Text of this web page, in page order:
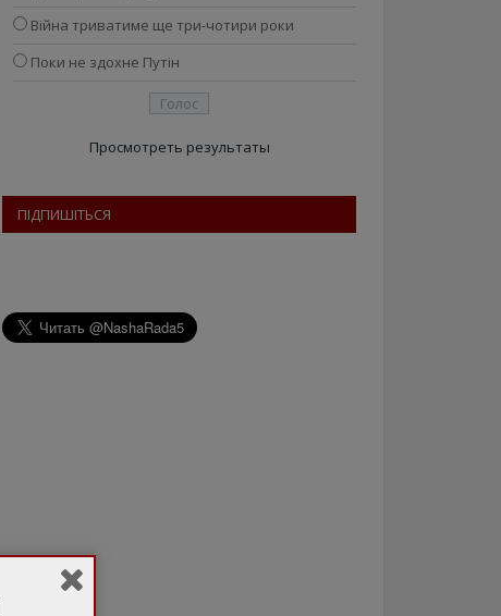
Війна триватиме ще три-чотири роки
Поки не здохне Путін
Просмотреть результаты
ПІДПИШІТЬСЯ